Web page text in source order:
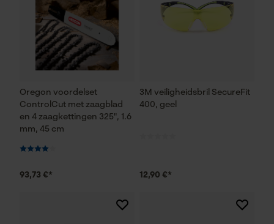
Oregon voordelset
ControlCut met zaagblad
en 4 zaagkettingen 325", 1.6
mm, 45 cm
93,73 €*
3M veiligheidsbril SecureFit
400, geel
12,90 €*